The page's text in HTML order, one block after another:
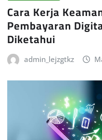
Cara Kerja
Pembayaran
Diketahui
admin_lejzgtkz